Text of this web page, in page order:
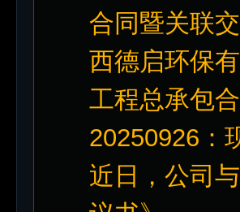
合同暨关联
西德启环保
工程总承包
20250926：
近日，公司